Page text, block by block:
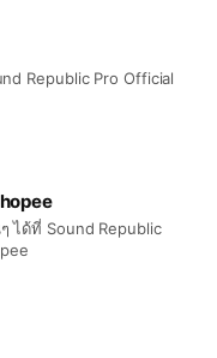
Republic Pro Official
ได้ที่ Sound Republic